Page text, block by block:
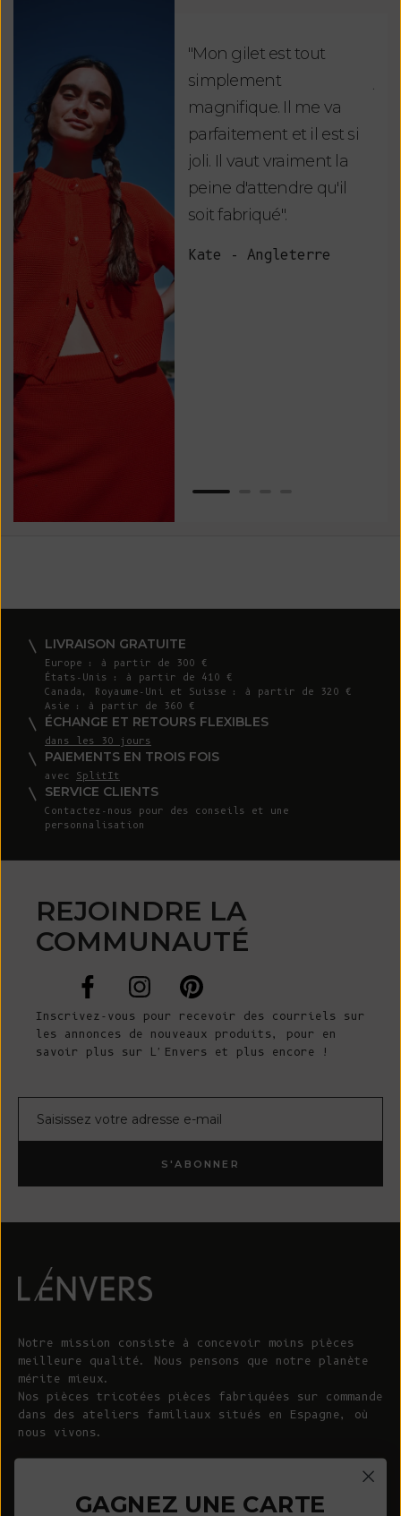
"Mon gilet est tout
simplement
magnifique. Il me va
parfaitement et il est si
joli. Il vaut vraiment la
peine d'attendre qu'il
soit fabriqué".
Kate - Angleterre
LIVRAISON GRATUITE
Europe : à partir de 300 €
États-Unis : à partir de 410 €
Canada, Royaume-Uni et Suisse : à partir de 320 €
Asie : à partir de 360 €
ÉCHANGE ET RETOURS FLEXIBLES
dans les 30 jours
PAIEMENTS EN TROIS FOIS
avec SplitIt
SERVICE CLIENTS
Contactez-nous pour des conseils et une
personnalisation
REJOINDRE LA
COMMUNAUTÉ
Inscrivez-vous pour recevoir des courriels sur
les annonces de nouveaux produits, pour en
savoir plus sur L'Envers et plus encore !
S'ABONNER
Notre mission consiste à concevoir moins pièces
meilleure qualité. Nous pensons que notre planète
mérite mieux.
Nos pièces tricotées pièces fabriquées sur commande
dans des ateliers familiaux situés en Espagne, où
nous vivons.
GAGNEZ UNE CARTE